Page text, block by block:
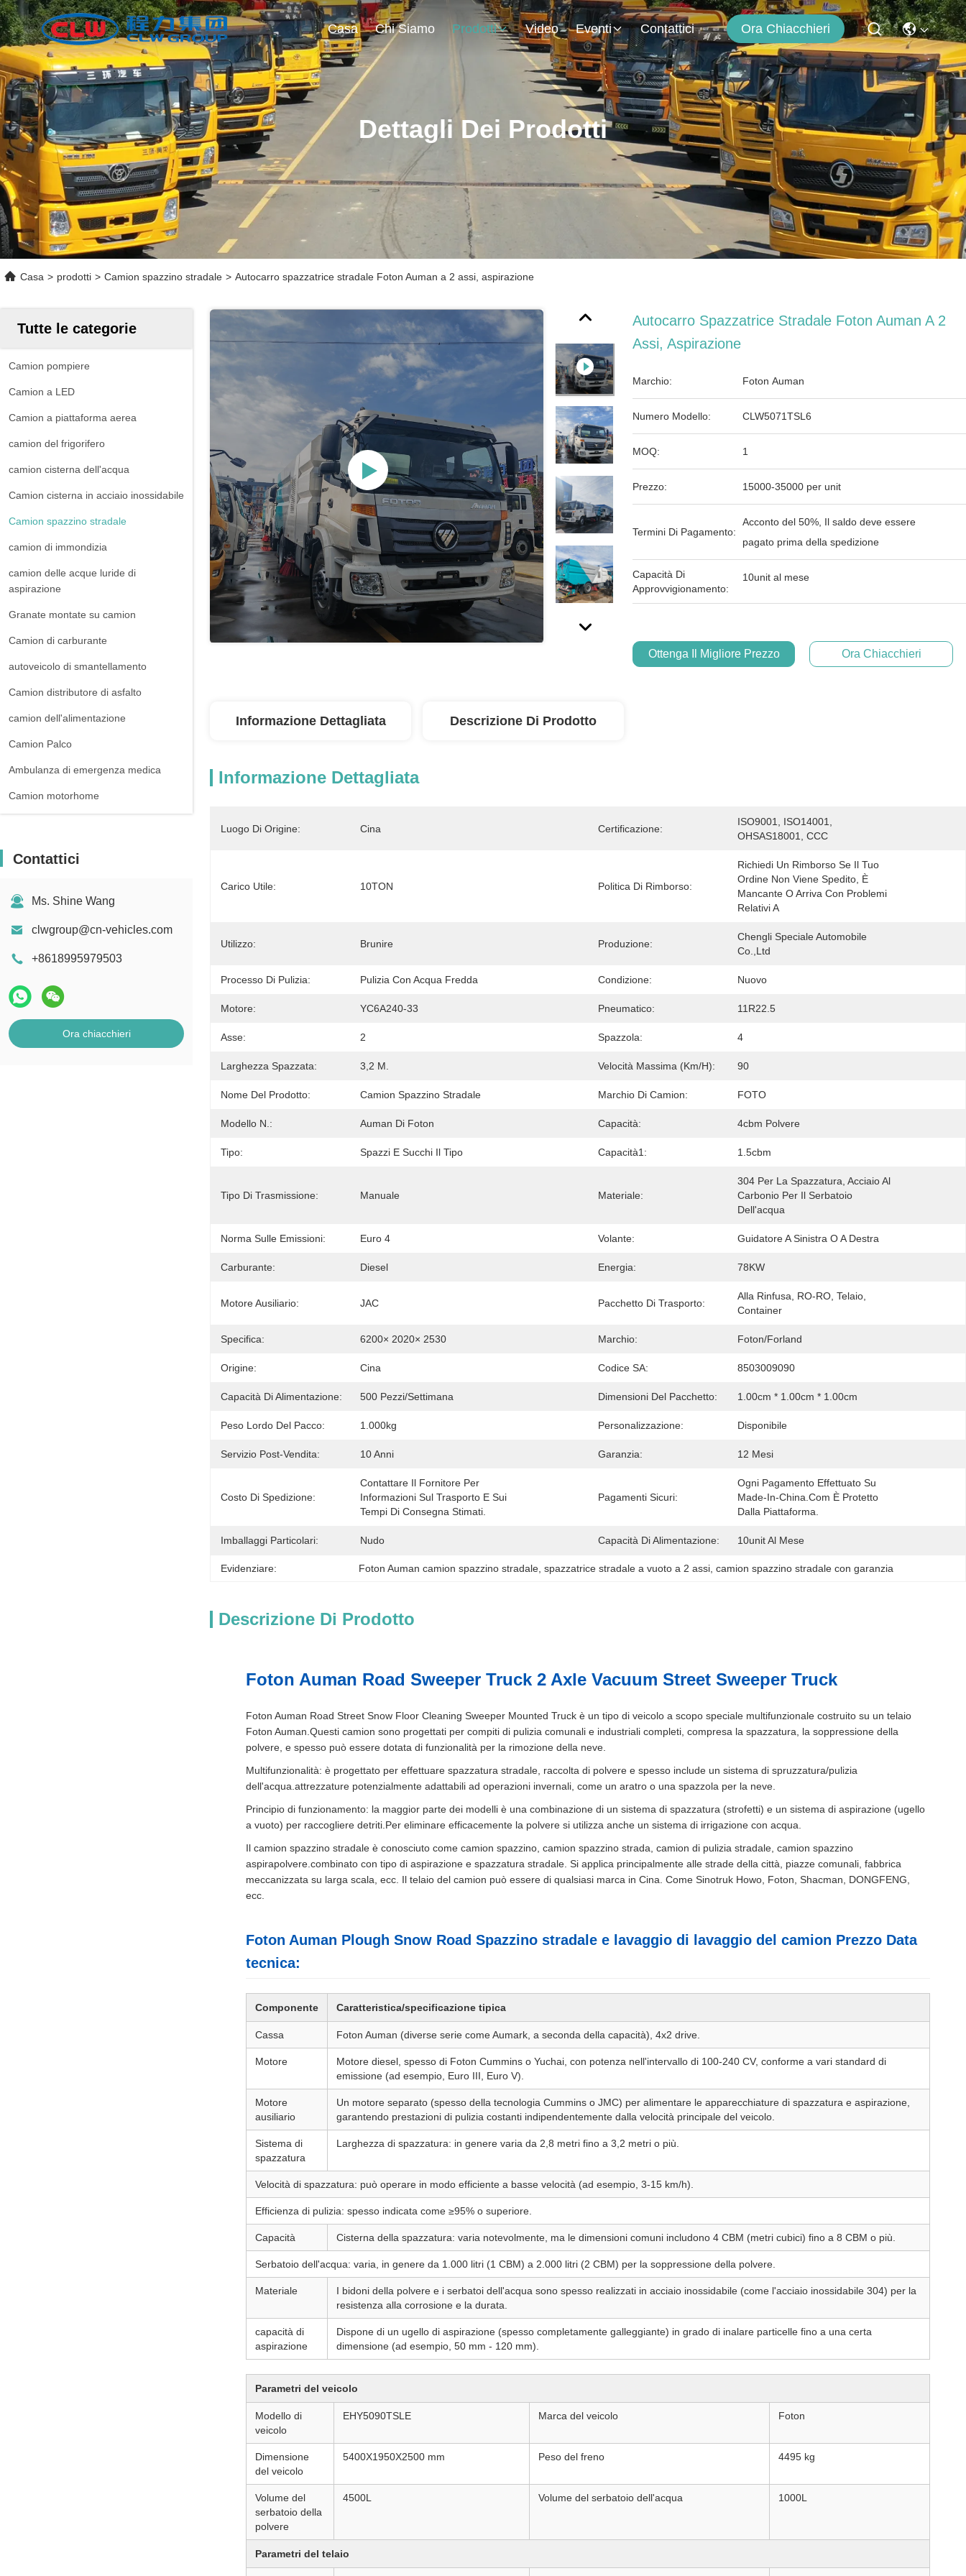
Casa Chi Siamo Prodotti Video Eventi Contattici Ora Chiacchieri
Dettagli Dei Prodotti
Casa > prodotti > Camion spazzino stradale > Autocarro spazzatrice stradale Foton Auman a 2 assi, aspirazione
Tutte le categorie
Camion pompiere
Camion a LED
Camion a piattaforma aerea
camion del frigorifero
camion cisterna dell'acqua
Camion cisterna in acciaio inossidabile
Camion spazzino stradale
camion di immondizia
camion delle acque luride di
aspirazione
Granate montate su camion
Camion di carburante
autoveicolo di smantellamento
Camion distributore di asfalto
camion dell'alimentazione
Camion Palco
Ambulanza di emergenza medica
Camion motorhome
Contattici
Ms. Shine Wang
clwgroup@cn-vehicles.com
+8618995979503
Ora chiacchieri
Autocarro Spazzatrice Stradale Foton Auman A 2
Assi, Aspirazione
Marchio: Foton Auman
Numero Modello: CLW5071TSL6
MOQ: 1
Prezzo: 15000-35000 per unit
Termini Di Pagamento:
Acconto del 50%, Il saldo deve essere
pagato prima della spedizione
Capacità Di
Approvvigionamento:
10unit al mese
Ottenga Il Migliore Prezzo Ora Chiacchieri
Informazione Dettagliata Descrizione Di Prodotto
Informazione Dettagliata
Luogo Di Origine: Cina Certificazione:
ISO9001, ISO14001,
OHSAS18001, CCC
Carico Utile: 10TON Politica Di Rimborso:
Richiedi Un Rimborso Se Il Tuo
Ordine Non Viene Spedito, È
Mancante O Arriva Con Problemi
Relativi A
Utilizzo: Brunire Produzione:
Chengli Speciale Automobile
Co.,Ltd
Processo Di Pulizia: Pulizia Con Acqua Fredda Condizione: Nuovo
Motore: YC6A240-33 Pneumatico: 11R22.5
Asse: 2 Spazzola: 4
Larghezza Spazzata: 3,2 M. Velocità Massima (km/h): 90
Nome Del Prodotto: Camion Spazzino Stradale Marchio Di Camion: FOTO
Modello N.: Auman Di Foton Capacità: 4cbm Polvere
Tipo: Spazzi E Succhi Il Tipo Capacità1: 1.5cbm
Tipo Di Trasmissione: Manuale Materiale:
304 Per La Spazzatura, Acciaio Al
Carbonio Per Il Serbatoio
Dell'acqua
Norma Sulle Emissioni: Euro 4 Volante: Guidatore A Sinistra O A Destra
Carburante: Diesel Energia: 78KW
Motore Ausiliario: JAC Pacchetto Di Trasporto:
Alla Rinfusa, RO-RO, Telaio,
Container
Specifica: 6200× 2020× 2530 Marchio: Foton/Forland
Origine: Cina Codice SA: 8503009090
Capacità Di Alimentazione: 500 Pezzi/settimana Dimensioni Del Pacchetto: 1.00cm * 1.00cm * 1.00cm
Peso Lordo Del Pacco: 1.000kg Personalizzazione: Disponibile
Servizio Post-Vendita: 10 Anni Garanzia: 12 Mesi
Costo Di Spedizione:
Contattare Il Fornitore Per
Informazioni Sul Trasporto E Sui
Tempi Di Consegna Stimati.
Pagamenti Sicuri:
Ogni Pagamento Effettuato Su
Made-In-China.com È Protetto
Dalla Piattaforma.
Imballaggi Particolari: Nudo Capacità Di Alimentazione: 10unit Al Mese
Evidenziare: Foton Auman camion spazzino stradale spazzatrice stradale a vuoto a 2 assi camion spazzino stradale con garanzia
Descrizione Di Prodotto
Foton Auman Road Sweeper Truck 2 Axle Vacuum Street Sweeper Truck
Foton Auman Road Street Snow Floor Cleaning Sweeper Mounted Truck è un tipo di veicolo a scopo speciale multifunzionale costruito su un telaio
Foton Auman.Questi camion sono progettati per compiti di pulizia comunali e industriali completi, compresa la spazzatura, la soppressione della
polvere, e spesso può essere dotata di funzionalità per la rimozione della neve.
Multifunzionalità: è progettato per effettuare spazzatura stradale, raccolta di polvere e spesso include un sistema di spruzzatura/pulizia
dell'acqua.attrezzature potenzialmente adattabili ad operazioni invernali, come un aratro o una spazzola per la neve.
Principio di funzionamento: la maggior parte dei modelli è una combinazione di un sistema di spazzatura (strofetti) e un sistema di aspirazione (ugello
a vuoto) per raccogliere detriti.Per eliminare efficacemente la polvere si utilizza anche un sistema di irrigazione con acqua.
Il camion spazzino stradale è conosciuto come camion spazzino, camion spazzino strada, camion di pulizia stradale, camion spazzino
aspirapolvere.combinato con tipo di aspirazione e spazzatura stradale. Si applica principalmente alle strade della città, piazze comunali, fabbrica
meccanizzata su larga scala, ecc. Il telaio del camion può essere di qualsiasi marca in Cina. Come Sinotruk Howo, Foton, Shacman, DONGFENG,
ecc.
Foton Auman Plough Snow Road Spazzino stradale e lavaggio di lavaggio del camion Prezzo Data
tecnica:
Componente Caratteristica/specificazione tipica
Cassa Foton Auman (diverse serie come Aumark, a seconda della capacità), 4x2 drive.
Motore
Motore diesel, spesso di Foton Cummins o Yuchai, con potenza nell'intervallo di 100-240 CV, conforme a vari standard di
emissione (ad esempio, Euro III, Euro V).
Motore
ausiliario
Un motore separato (spesso della tecnologia Cummins o JMC) per alimentare le apparecchiature di spazzatura e aspirazione,
garantendo prestazioni di pulizia costanti indipendentemente dalla velocità principale del veicolo.
Sistema di
spazzatura
Larghezza di spazzatura: in genere varia da 2,8 metri fino a 3,2 metri o più.
Velocità di spazzatura: può operare in modo efficiente a basse velocità (ad esempio, 3-15 km/h).
Efficienza di pulizia: spesso indicata come ≥95% o superiore.
Capacità Cisterna della spazzatura: varia notevolmente, ma le dimensioni comuni includono 4 CBM (metri cubici) fino a 8 CBM o più.
Serbatoio dell'acqua: varia, in genere da 1.000 litri (1 CBM) a 2.000 litri (2 CBM) per la soppressione della polvere.
Materiale
I bidoni della polvere e i serbatoi dell'acqua sono spesso realizzati in acciaio inossidabile (come l'acciaio inossidabile 304) per la
resistenza alla corrosione e la durata.
capacità di
aspirazione
Dispone di un ugello di aspirazione (spesso completamente galleggiante) in grado di inalare particelle fino a una certa
dimensione (ad esempio, 50 mm - 120 mm).
Parametri del veicolo
Modello di
veicolo
EHY5090TSLE Marca del veicolo Foton
Dimensione
del veicolo
5400X1950X2500 mm Peso del freno 4495 kg
Volume del
serbatoio della
polvere
4500L Volume del serbatoio dell'acqua 1000L
Parametri del telaio